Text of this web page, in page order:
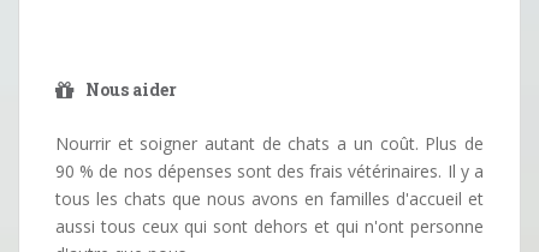
Nous aider
Nourrir et soigner autant de chats a un coût. Plus de
90 % de nos dépenses sont des frais vétérinaires. Il y a
tous les chats que nous avons en familles d'accueil et
aussi tous ceux qui sont dehors et qui n'ont personne